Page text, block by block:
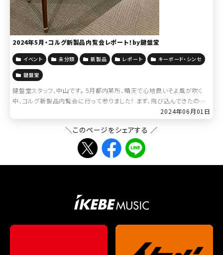
2024年5月・コルグ新製品内覧会レポート！by鍵盤堂
イベント 未分類 新製品 レポート キーボード・シンセ
鍵盤堂
鍵盤堂スタッフ、中山です。 5月都内某所、晴天で心地良いそよ風が吹く
中、コルグ新製品内覧会に行って参りました！ まず、飛び込んできたのは
「PS-3300」の姿・・・ 初めて生で見てみると一層重厚感があり、かっこい
いですね […]
2024年06月01日
＼このページをシェアする ／